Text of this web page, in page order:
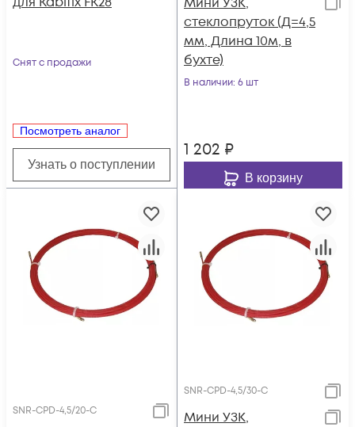
Снят с продажи
Посмотреть аналог
Узнать о поступлении
стеклопруток (Д=4,5
мм, Длина 10м, в
бухте)
В наличии: 6 шт
1 202 ₽
В корзину
SNR-CPD-4,5/20-C
SNR-CPD-4,5/30-C
Мини УЗК,